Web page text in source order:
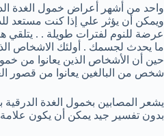
واحد من أشهر أعراض خمول الغدة
ويمكن أن يؤثر علي إذا كنت مستعد
عرضة للنوم لفترات طويلة . . يتلقي
ما يحدث لجسمك . أولئك الاشخاص
شخص من البالغين يعانوا من قصور
يشعر المصابين بخمول الغدة
بدون تفسير جيد يمكن أن يكون علامة